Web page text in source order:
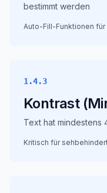
bestimmt werden
Auto-Fill-Funktionen
1.4.3
Kontrast
Text hat mindestens
Kritisch für